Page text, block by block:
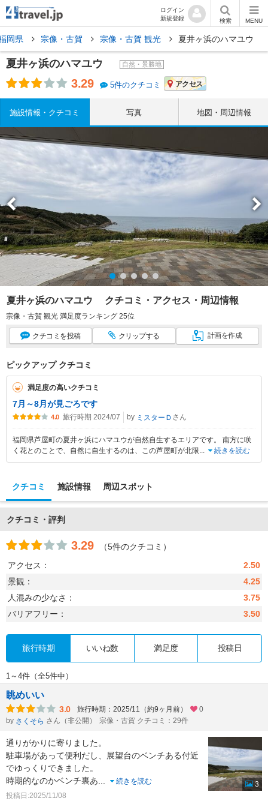
ログイン
新規登録
検索 MENU
岡県 宗像・古賀 宗像・古賀 観光 夏井ヶ浜のハマユウ
夏井ヶ浜のハマユウ 自然・景勝地
3.29 5件のクチコミ アクセス
施設情報・クチコミ 写真 地図・周辺情報
夏井ヶ浜のハマユウ クチコミ・アクセス・周辺情報
宗像・古賀 観光 満足度ランキング 25位
クチコミ を投稿 クリップする 計画を作成
ピックアップ クチコミ
満足度の高いクチコミ
7月～8月が見ごろです
4.0 旅行時期 2024/07 by ミスターＤ さん
福岡県芦屋町の夏井ヶ浜にハマユウが自然自生するエリアです。 南方に咲
く花とのことで、自然に自生するのは、この芦屋町が北限... 続きを読む
クチコミ 施設情報 周辺スポット
クチコミ・評判
3.29
（5件のクチコミ）
アクセス：
2.50
景観：
4.25
人混みの少なさ：
3.75
バリアフリー：
3.50
旅行時期 いいね数 満足度 投稿日
1～4件（全5件中）
眺めいい
3.0 旅行時期：2025/11（約9ヶ月前）
0
by さくそら さん（非公開） 宗像・古賀 クチコミ：29件
通りがかりに寄りました。
駐車場があって便利だし、展望台のベンチある付近
でゆっくりできました。
時期的なのかベンチ裏あ
続きを読む
投稿日:2025/11/08
3